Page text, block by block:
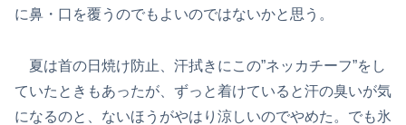
に鼻・口を覆うのでもよいのではないかと思う。
夏は首の日焼け防止、汗拭きにこの”ネッカチーフ”をし
ていたときもあったが、ずっと着けていると汗の臭いが気
になるのと、ないほうがやはり涼しいのでやめた。でも氷